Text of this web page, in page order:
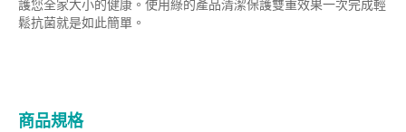
護您全家大小的健康。使用綠的產品清潔保護雙重效果一次完成輕
鬆抗菌就是如此簡單。
商品規格